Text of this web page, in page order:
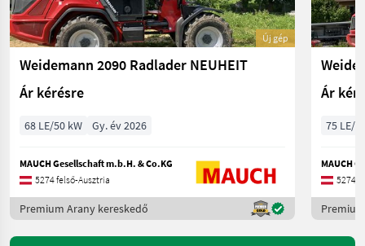
Új gép
Weidemann 2090 Radlader NEUHEIT
Ár kérésre
68 LE/50 kW Gy. év 2026
MAUCH Gesellschaft m.b.H. & Co.KG
5274 felső-Ausztria
Premium Arany kereskedő
Ár
75 LE/
MAUCH
5274